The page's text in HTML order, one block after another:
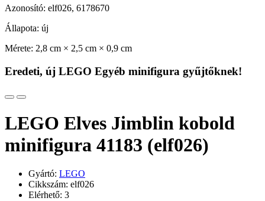
Azonosító: elf026, 6178670
Állapota: új
Mérete: 2,8 cm × 2,5 cm × 0,9 cm
Eredeti, új LEGO Egyéb minifigura gyűjtőknek!
LEGO Elves Jimblin kobold
minifigura 41183 (elf026)
Gyártó: LEGO
Cikkszám: elf026
Elérhető: 3